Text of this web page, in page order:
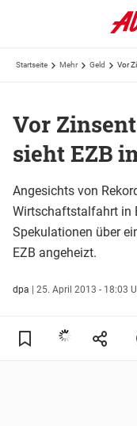
Startseite Mehr Geld Vor
Vor
sieht EZB
Angesichts von
Wirtschaftstalfahrt in
Spekulationen über
EZB angeheizt.
dpa | 25. April 2013 - 18:03